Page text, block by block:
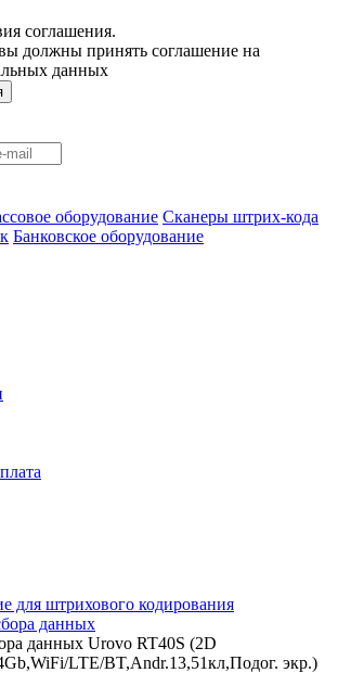
соглашения.
должны принять соглашение на
данных
оборудование Сканеры штрих-кода
Банковское оборудование
для штрихового кодирования
данных
данных Urovo RT40S (2D
LTE/BT,Andr.13,51кл,Подог. экр.)